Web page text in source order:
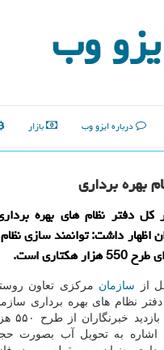
وب
درباره ایزو وب بازار
بهره برداری
دفتر نظام های بهره
اظهار داشت: توانمند سازی
است.
از سازمان مرکزی تعاون
نظام های بهره برداری
تعاون
به تحویل آب بصورت